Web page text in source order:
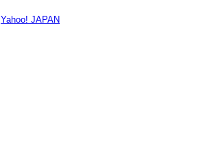
Yahoo! JAPAN